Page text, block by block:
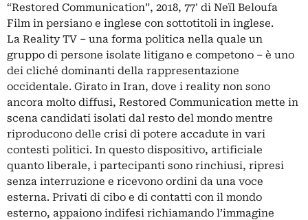
“Restored Communication”, 2018, 77' di Neïl Beloufa
Film in persiano e inglese con sottotitoli in inglese.
La Reality TV – una forma politica nella quale un
gruppo di persone isolate litigano e competono – è uno
dei cliché dominanti della rappresentazione
occidentale. Girato in Iran, dove i reality non sono
ancora molto diffusi, Restored Communication mette in
scena candidati isolati dal resto del mondo mentre
riproducono delle crisi di potere accadute in vari
contesti politici. In questo dispositivo, artificiale
quanto liberale, i partecipanti sono rinchiusi, ripresi
senza interruzione e ricevono ordini da una voce
esterna. Privati di cibo e di contatti con il mondo
esterno, appaiono indifesi richiamando l’immagine